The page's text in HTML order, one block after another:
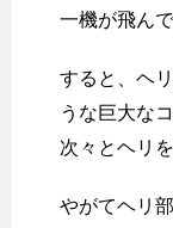
一機が飛ん
すると、ヘ
うな巨大な
次々とヘリ
やがてヘリ